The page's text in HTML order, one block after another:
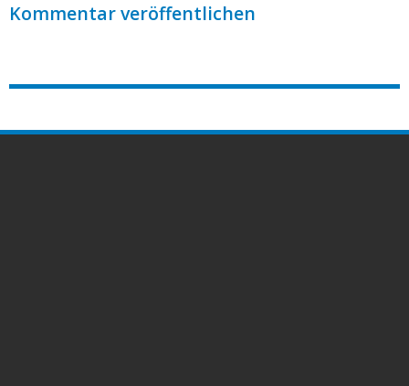
Kommentar veröffentlichen